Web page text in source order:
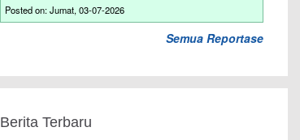
Posted on: Jumat, 03-07-2026
Semua Reportase
Berita Terbaru